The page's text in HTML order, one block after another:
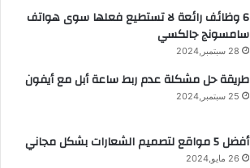
6 وظائف رائعة لا تستطيع فعلها سوى هواتف
سامسونج جالكسي
28 سبتمبر,2024
طريقة حل مشكلة عدم ربط ساعة أبل مع أيفون
25 سبتمبر,2024
أفضل 5 مواقع لتصميم الشعارات بشكل مجاني
26 مايو,2024